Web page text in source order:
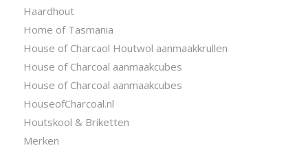
Haardhout
Home of Tasmania
House of Charcaol Houtwol aanmaakkrullen
House of Charcoal aanmaakcubes
House of Charcoal aanmaakcubes
HouseofCharcoal.nl
Houtskool & Briketten
Merken